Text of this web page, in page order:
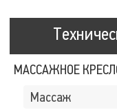
МАССАЖНОЕ КРЕСЛО
Массаж